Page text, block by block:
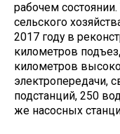
рабочем
сельского
2017 году в
километров
километров
электропередачи,
подстанций, 250
же насосных